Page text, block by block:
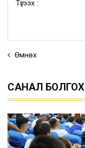
Түгээх :
Өмнөх
САНАЛ БОЛГОХ